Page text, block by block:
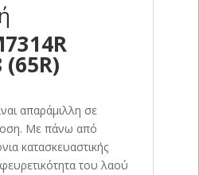
απαράμιλλη σε
Με πάνω από
κατασκευαστικής
του λαού